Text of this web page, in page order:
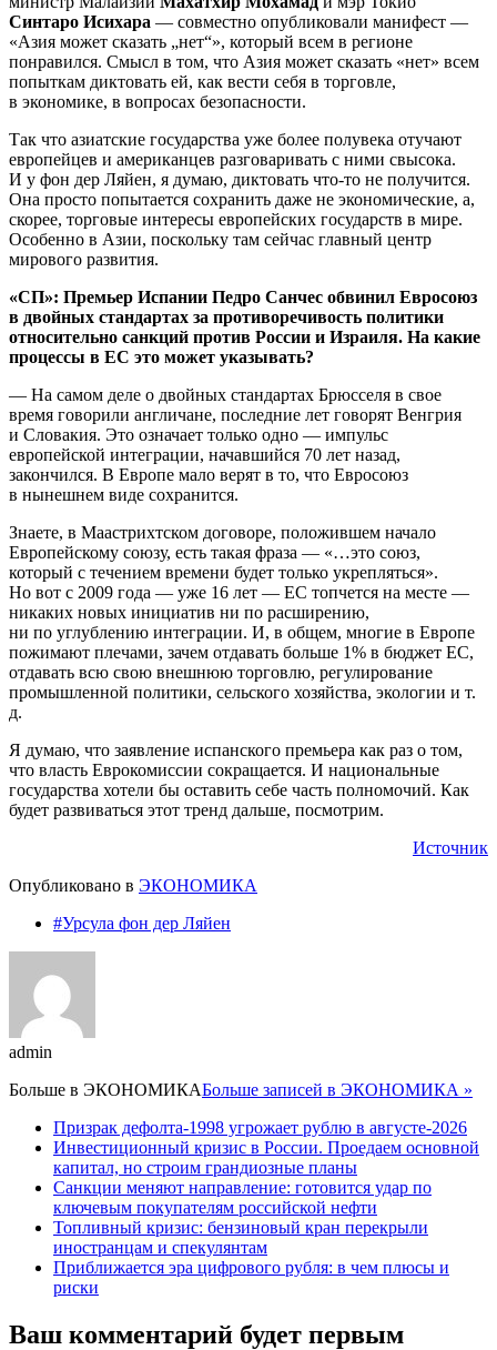
Синтаро Исихара — совместно опубликовали манифест —
«Азия может сказать „нет“», который всем в регионе
понравился. Смысл в том, что Азия может сказать «нет» всем
попыткам диктовать ей, как вести себя в торговле,
в экономике, в вопросах безопасности.
Так что азиатские государства уже более полувека отучают
европейцев и американцев разговаривать с ними свысока.
И у фон дер Ляйен, я думаю, диктовать что-то не получится.
Она просто попытается сохранить даже не экономические, а,
скорее, торговые интересы европейских государств в мире.
Особенно в Азии, поскольку там сейчас главный центр
мирового развития.
«СП»: Премьер Испании Педро Санчес обвинил Евросоюз
в двойных стандартах за противоречивость политики
относительно санкций против России и Израиля. На какие
процессы в ЕС это может указывать?
— На самом деле о двойных стандартах Брюсселя в свое
время говорили англичане, последние лет говорят Венгрия
и Словакия. Это означает только одно — импульс
европейской интеграции, начавшийся 70 лет назад,
закончился. В Европе мало верят в то, что Евросоюз
в нынешнем виде сохранится.
Знаете, в Маастрихтском договоре, положившем начало
Европейскому союзу, есть такая фраза — «…это союз,
который с течением времени будет только укрепляться».
Но вот с 2009 года — уже 16 лет — ЕС топчется на месте —
никаких новых инициатив ни по расширению,
ни по углублению интеграции. И, в общем, многие в Европе
пожимают плечами, зачем отдавать больше 1% в бюджет ЕС,
отдавать всю свою внешнюю торговлю, регулирование
промышленной политики, сельского хозяйства, экологии и т.
д.
Я думаю, что заявление испанского премьера как раз о том,
что власть Еврокомиссии сокращается. И национальные
государства хотели бы оставить себе часть полномочий. Как
будет развиваться этот тренд дальше, посмотрим.
Источник
Опубликовано в ЭКОНОМИКА
#Урсула фон дер Ляйен
admin
Больше в ЭКОНОМИКАБольше записей в ЭКОНОМИКА »
Призрак дефолта-1998 угрожает рублю в августе-2026
Инвестиционный кризис в России. Проедаем основной
капитал, но строим грандиозные планы
Санкции меняют направление: готовится удар по
ключевым покупателям российской нефти
Топливный кризис: бензиновый кран перекрыли
иностранцам и спекулянтам
Приближается эра цифрового рубля: в чем плюсы и
риски
Ваш комментарий будет первым